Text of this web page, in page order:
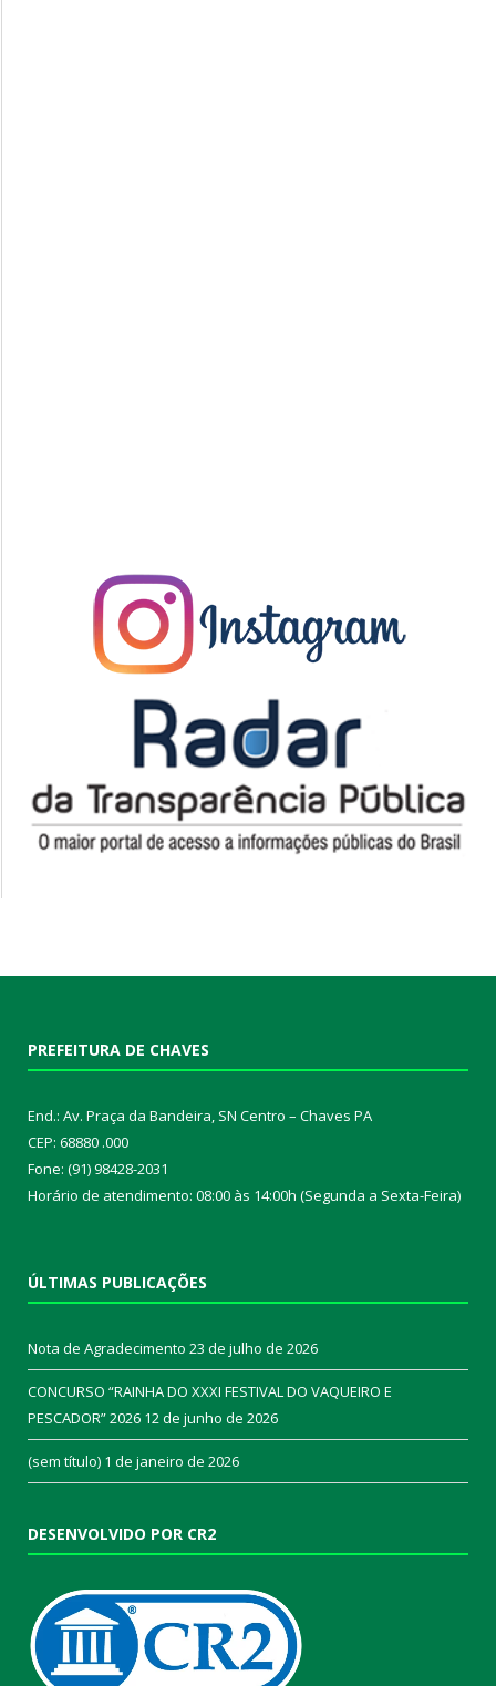
PREFEITURA DE CHAVES
End.: Av. Praça da Bandeira, SN Centro – Chaves PA
CEP: 68880 .000
Fone: (91) 98428-2031
Horário de atendimento: 08:00 às 14:00h (Segunda a Sexta-Feira)
ÚLTIMAS PUBLICAÇÕES
Nota de Agradecimento 23 de julho de 2026
CONCURSO “RAINHA DO XXXI FESTIVAL DO VAQUEIRO E
PESCADOR” 2026 12 de junho de 2026
(sem título) 1 de janeiro de 2026
DESENVOLVIDO POR CR2